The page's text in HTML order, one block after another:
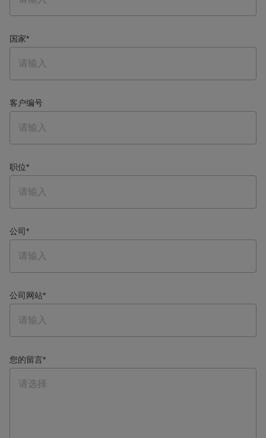
国家*
客户编号
职位*
公司*
公司网站*
您的留言*